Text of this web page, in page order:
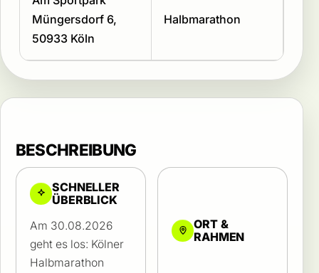
Müngersdorf 6,
50933 Köln
Halbmarathon
BESCHREIBUNG
SCHNELLER
ÜBERBLICK
Am 30.08.2026
geht es los: Kölner
Halbmarathon
ORT &
RAHMEN